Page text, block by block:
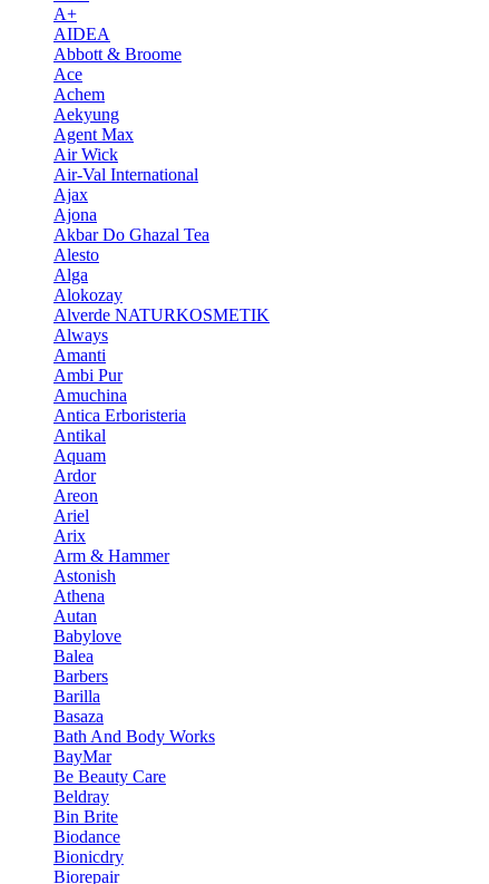
A+
AIDEA
Abbott & Broome
Ace
Achem
Aekyung
Agent Max
Air Wick
Air-Val International
Ajax
Ajona
Akbar Do Ghazal Tea
Alesto
Alga
Alokozay
Alverde NATURKOSMETIK
Always
Amanti
Ambi Pur
Amuchina
Antica Erboristeria
Antikal
Aquam
Ardor
Areon
Ariel
Arix
Arm & Hammer
Astonish
Athena
Autan
Babylove
Balea
Barbers
Barilla
Basaza
Bath And Body Works
BayMar
Be Beauty Care
Beldray
Bin Brite
Biodance
Bionicdry
Biorepair